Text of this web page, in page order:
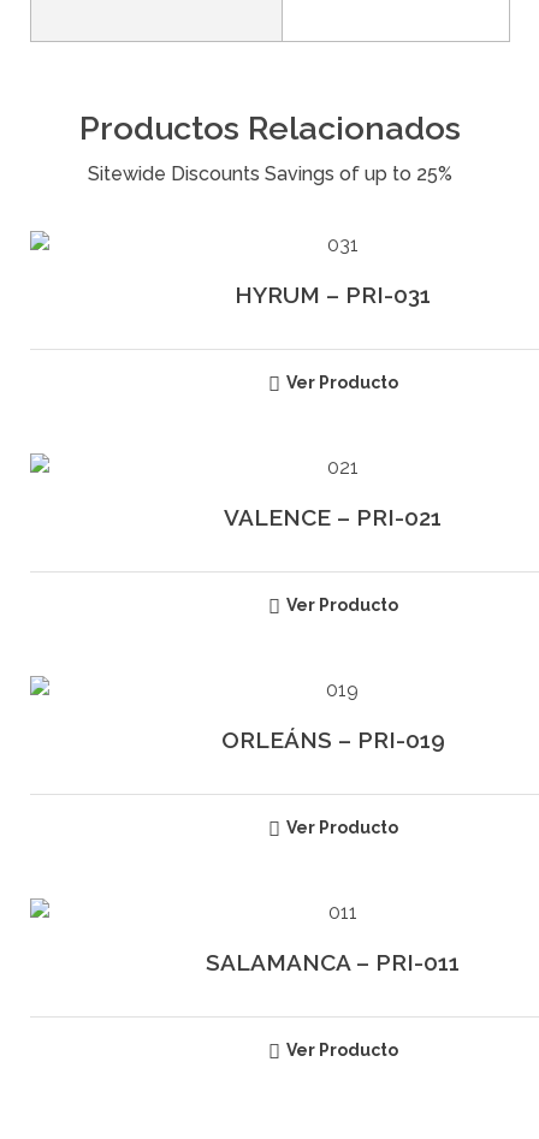
Productos Relacionados
HYRUM – PRI-031
Ver Producto
VALENCE – PRI-021
Ver Producto
ORLEÁNS – PRI-019
Ver Producto
SALAMANCA – PRI-011
Ver Producto